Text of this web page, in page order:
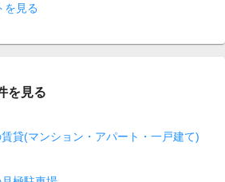
を見る
を見る
貸(マンション・アパート・一戸建て)